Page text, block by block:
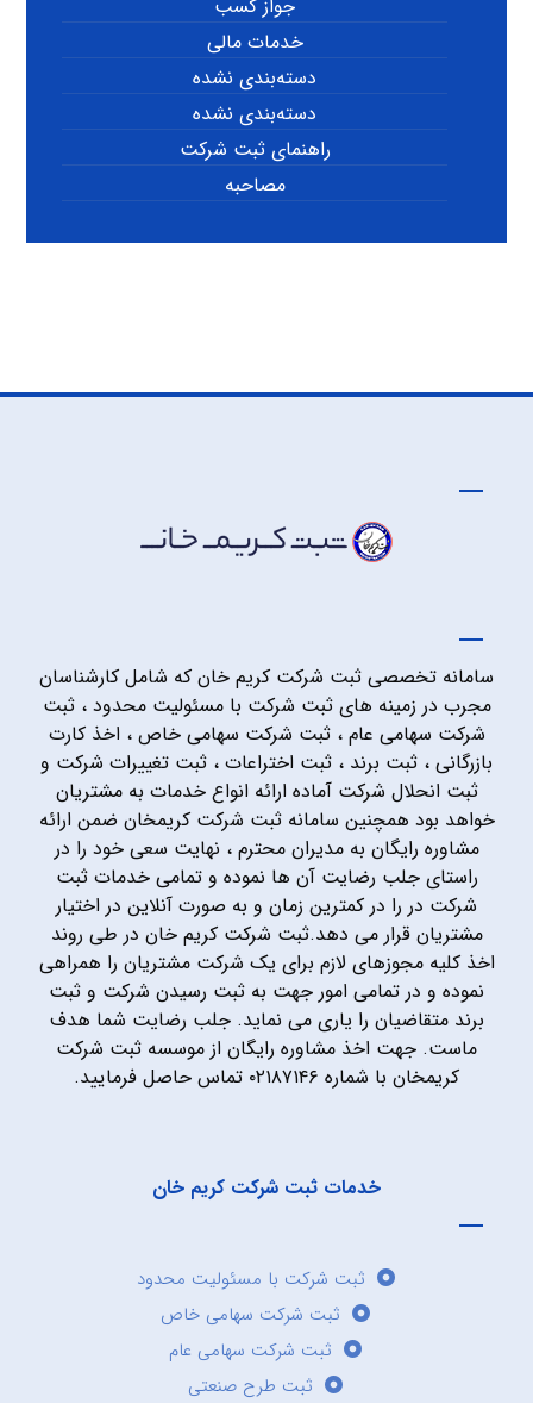
جواز کسب
خدمات مالی
دسته‌بندی نشده
دسته‌بندی نشده
راهنمای ثبت شرکت
مصاحبه
سامانه تخصصی ثبت شرکت کریم خان که شامل کارشناسان
مجرب در زمینه های ثبت شرکت با مسئولیت محدود ، ثبت
شرکت سهامی عام ، ثبت شرکت سهامی خاص ، اخذ کارت
بازرگانی ، ثبت برند ، ثبت اختراعات ، ثبت تغییرات شرکت و
ثبت انحلال شرکت آماده ارائه انواع خدمات به مشتریان
خواهد بود همچنین سامانه ثبت شرکت کریمخان ضمن ارائه
مشاوره رایگان به مدیران محترم ، نهایت سعی خود را در
راستای جلب رضایت آن ها نموده و تمامی خدمات ثبت
شرکت در را در کمترین زمان و به صورت آنلاین در اختیار
مشتریان قرار می دهد.ثبت شرکت کریم خان در طی روند
اخذ کلیه مجوزهای لازم برای یک شرکت مشتریان را همراهی
نموده و در تمامی امور جهت به ثبت رسیدن شرکت و ثبت
برند متقاضیان را یاری می نماید. جلب رضایت شما هدف
ماست. جهت اخذ مشاوره رایگان از موسسه ثبت شرکت
کریمخان با شماره ۰۲۱۸۷۱۴۶ تماس حاصل فرمایید.
خدمات ثبت شرکت کریم خان
ثبت شرکت با مسئولیت محدود
ثبت شرکت سهامی خاص
ثبت شرکت سهامی عام
ثبت طرح صنعتی